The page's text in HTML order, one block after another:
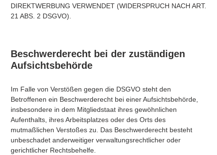
DIREKTWERBUNG VERWENDET (WIDERSPRUCH NACH ART.
21 ABS. 2 DSGVO).
Beschwerde­recht bei der zuständigen
Aufsichts­behörde
Im Falle von Verstößen gegen die DSGVO steht den
Betroffenen ein Beschwerderecht bei einer Aufsichtsbehörde,
insbesondere in dem Mitgliedstaat ihres gewöhnlichen
Aufenthalts, ihres Arbeitsplatzes oder des Orts des
mutmaßlichen Verstoßes zu. Das Beschwerderecht besteht
unbeschadet anderweitiger verwaltungsrechtlicher oder
gerichtlicher Rechtsbehelfe.